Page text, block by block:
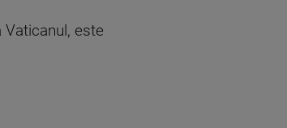
Vaticanul, este